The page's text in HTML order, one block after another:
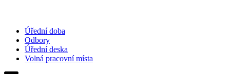
Úřední doba
Odbory
Úřední deska
Volná pracovní místa